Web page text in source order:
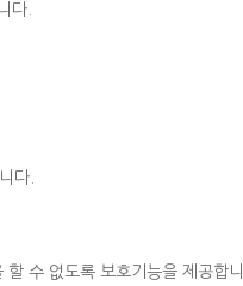
다.
다.
수 없도록 보호기능을 제공합니